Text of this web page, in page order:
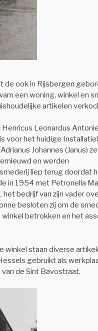
de ook in Rijsbergen
een woning, winkel en
artikelen
Leonardus
voor het huidige
Johannes (Janus)
en werden
liep terug doordat
in 1954 met Petronella
bedrijf van zijn vader
besloten zij om de
winkel betrokken en het
winkel staan diverse
gebruikt als
de Sint Bavostraat.